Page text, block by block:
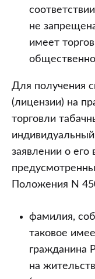
не
имеет
Для получения
(лицензии) на
торговли
заявлении о его
Положения N
фамилия,
таковое
гражданина
на